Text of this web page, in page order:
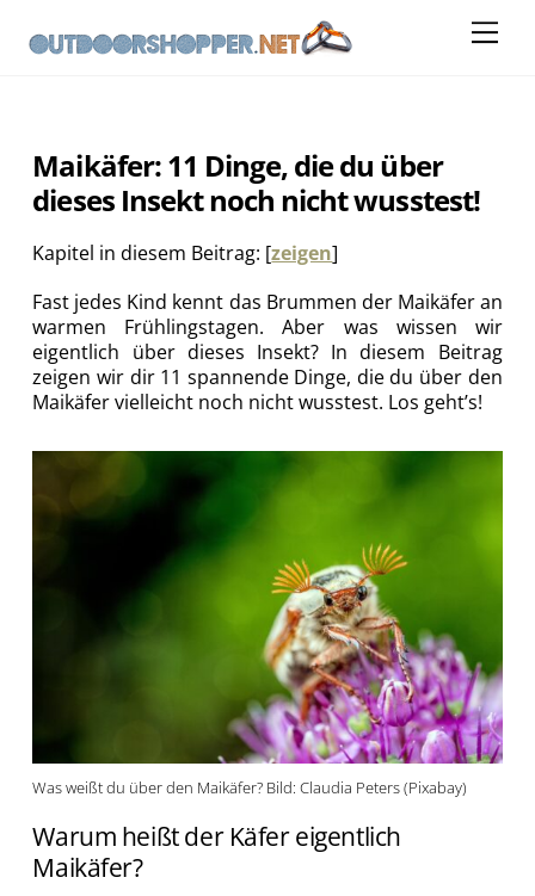
content
Maikäfer: 11 Dinge, die du über
dieses Insekt noch nicht wusstest!
Kapitel in diesem Beitrag: [zeigen]
Fast jedes Kind kennt das Brummen der Maikäfer an
warmen Frühlingstagen. Aber was wissen wir
eigentlich über dieses Insekt? In diesem Beitrag
zeigen wir dir 11 spannende Dinge, die du über den
Maikäfer vielleicht noch nicht wusstest. Los geht’s!
Was weißt du über den Maikäfer? Bild: Claudia Peters (Pixabay)
Warum heißt der Käfer eigentlich
Maikäfer?